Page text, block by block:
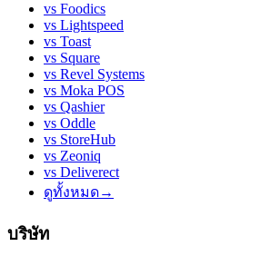
vs Foodics
vs Lightspeed
vs Toast
vs Square
vs Revel Systems
vs Moka POS
vs Qashier
vs Oddle
vs StoreHub
vs Zeoniq
vs Deliverect
ดูทั้งหมด→
บริษัท